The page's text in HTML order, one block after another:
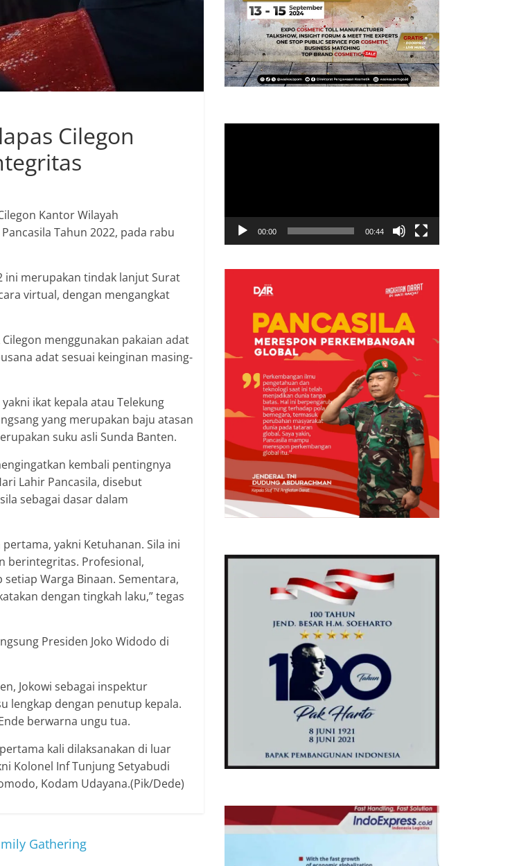
Cilegon
Kantor Wilayah
Tahun 2022, pada rabu
ini merupakan tindak lanjut Surat
virtual, dengan mengangkat
menggunakan pakaian adat
adat sesuai keinginan masing-
ikat kepala atau Telekung
yang merupakan baju atasan
suku asli Sunda Banten.
kembali pentingnya
Lahir Pancasila, disebut
sebagai dasar dalam
yakni Ketuhanan. Sila ini
berintegritas. Profesional,
Warga Binaan. Sementara,
dengan tingkah laku,” tegas
Presiden Joko Widodo di
Jokowi sebagai inspektur
lengkap dengan penutup kepala.
berwarna ungu tua.
kali dilaksanakan di luar
Kolonel Inf Tunjung Setyabudi
Kodam Udayana.(Pik/Dede)
Gathering
00:00 00:44